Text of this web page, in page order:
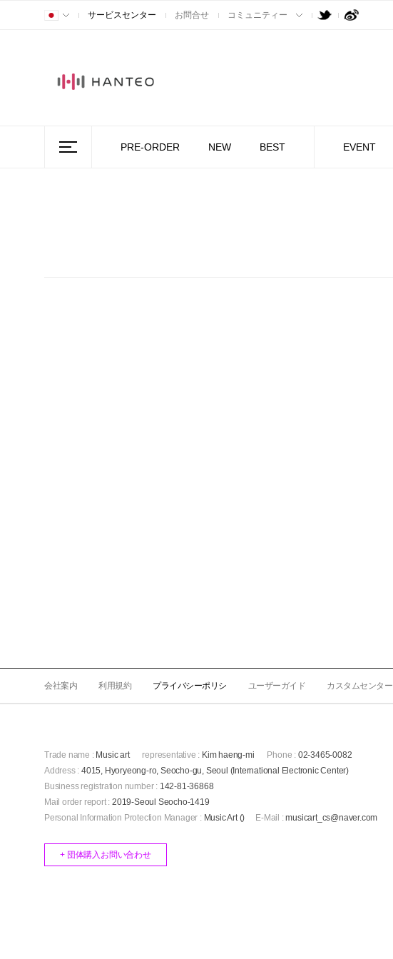
サービスセンター お問合せ コミュニティー
PRE-ORDER NEW BEST EVENT
会社案内 利用規約 プライバシーポリシ ユーザーガイド カスタムセンター
Trade name : Music art representative : Kim haeng-mi Phone : 02-3465-0082
Address : 4015, Hyoryeong-ro, Seocho-gu, Seoul (International Electronic Center)
Business registration number : 142-81-36868
Mail order report :2019-Seoul Seocho-1419
Personal Information Protection Manager :Music Art () E-Mail :musicart_cs@naver.com
+ 団体購入お問い合わせ